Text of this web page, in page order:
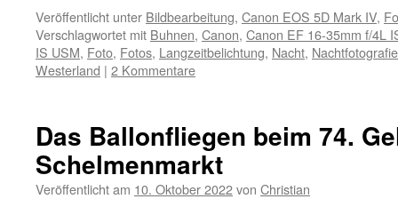
Veröffentlicht unter Bildbearbeitung, Canon EOS 5D Mark IV,
Verschlagwortet mit Buhnen, Canon, Canon EF 16-35mm f/4L
IS USM, Foto, Fotos, Langzeitbelichtung, Nacht, Nachtfotografie
Westerland | 2 Kommentare
Das Ballonfliegen beim 74.
Schelmenmarkt
Veröffentlicht am 10. Oktober 2022von Christian